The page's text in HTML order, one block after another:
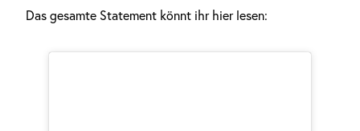
Das gesamte Statement könnt ihr hier lesen: